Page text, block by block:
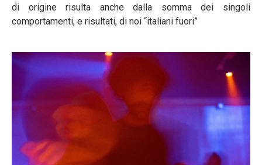
di origine risulta anche dalla somma dei singoli
comportamenti, e risultati, di noi “italiani fuori”